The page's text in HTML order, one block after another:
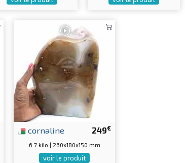
249€
cornaline
6.7 kilo | 260x180x150 mm
voir le produit